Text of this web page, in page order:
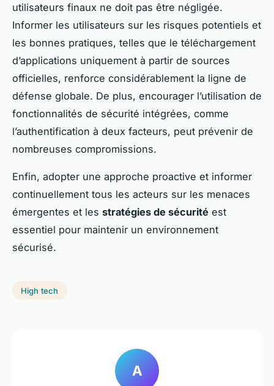
utilisateurs finaux ne doit pas être négligée.
Informer les utilisateurs sur les risques potentiels et
les bonnes pratiques, telles que le téléchargement
d’applications uniquement à partir de sources
officielles, renforce considérablement la ligne de
défense globale. De plus, encourager l’utilisation de
fonctionnalités de sécurité intégrées, comme
l’authentification à deux facteurs, peut prévenir de
nombreuses compromissions.
Enfin, adopter une approche proactive et informer
continuellement tous les acteurs sur les menaces
émergentes et les stratégies de sécurité est
essentiel pour maintenir un environnement
sécurisé.
High tech
A